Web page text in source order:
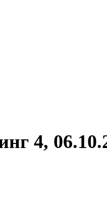
4,